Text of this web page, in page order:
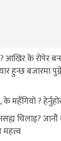
आखिर के रोपेर
हुन्छ बजारमा
के महँगियो ?
चिलाइ?